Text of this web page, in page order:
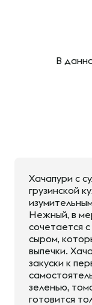
В
Хачапури с
грузинской
Нежный, в
сочетается
сыром,
выпечки.
закуски к
зеленью,
готовится